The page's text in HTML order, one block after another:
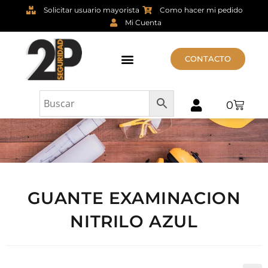
Solicitar usuario mayorista
Como hacer mi pedido
Mi Cuenta
CONTACTO
0
GUANTE EXAMINACION
NITRILO AZUL